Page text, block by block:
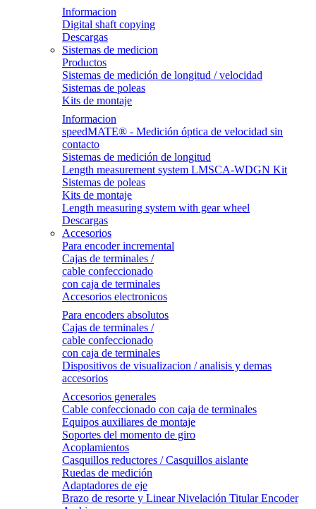
Informacion
Digital shaft copying
Descargas
Sistemas de medicion
Productos
Sistemas de medición de longitud / velocidad
Sistemas de poleas
Kits de montaje
Informacion
speedMATE® - Medición óptica de velocidad sin
contacto
Sistemas de medición de longitud
Length measurement system LMSCA-WDGN Kit
Sistemas de poleas
Kits de montaje
Length measuring system with gear wheel
Descargas
Accesorios
Para encoder incremental
Cajas de terminales /
cable confeccionado
con caja de terminales
Accesorios electronicos
Para encoders absolutos
Cajas de terminales /
cable confeccionado
con caja de terminales
Dispositivos de visualizacion / analisis y demas
accesorios
Accesorios generales
Cable confeccionado con caja de terminales
Equipos auxiliares de montaje
Soportes del momento de giro
Acoplamientos
Casquillos reductores / Casquillos aislante
Ruedas de medición
Adaptadores de eje
Brazo de resorte y Linear Nivelación Titular Encoder